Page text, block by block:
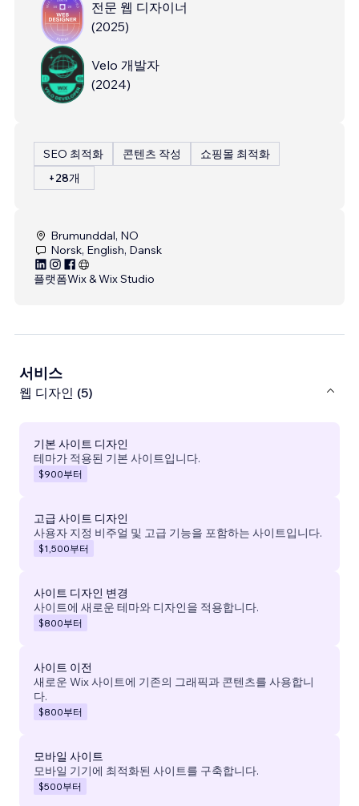
전문 웹 디자이너
(2025)
Velo 개발자
(2024)
SEO 최적화 콘텐츠 작성
쇼핑몰 최적화
+28개
Brumunddal, NO
Norsk, English, Dansk
플랫폼Wix & Wix Studio
서비스
웹 디자인 (5)
기본 사이트 디자인
테마가 적용된 기본 사이트입니다.
$900부터
고급 사이트 디자인
사용자 지정 비주얼 및 고급 기능을 포함하는 사이트입니다.
$1,500부터
사이트 디자인 변경
사이트에 새로운 테마와 디자인을 적용합니다.
$800부터
사이트 이전
새로운 Wix 사이트에 기존의 그래픽과 콘텐츠를 사용합니
다.
$800부터
모바일 사이트
모바일 기기에 최적화된 사이트를 구축합니다.
$500부터